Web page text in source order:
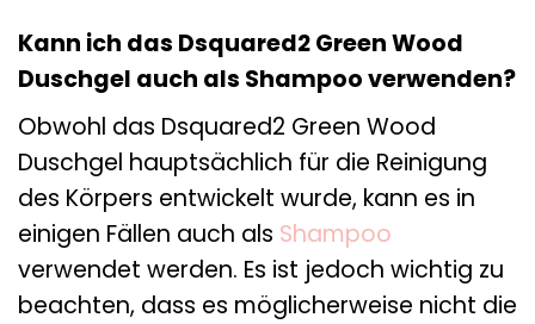
Kann ich das Dsquared2 Green Wood
Duschgel auch als Shampoo verwenden?
Obwohl das Dsquared2 Green Wood
Duschgel hauptsächlich für die Reinigung
des Körpers entwickelt wurde, kann es in
einigen Fällen auch als Shampoo
verwendet werden. Es ist jedoch wichtig zu
beachten, dass es möglicherweise nicht die